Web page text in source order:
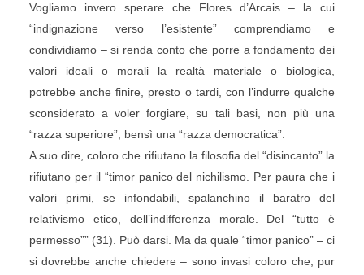
Vogliamo invero sperare che Flores d’Arcais – la cui
“indignazione verso l’esistente” comprendiamo e
condividiamo – si renda conto che porre a fondamento dei
valori ideali o morali la realtà materiale o biologica,
potrebbe anche finire, presto o tardi, con l’indurre qualche
sconsiderato a voler forgiare, su tali basi, non più una
“razza superiore”, bensì una “razza democratica”.
A suo dire, coloro che rifiutano la filosofia del “disincanto” la
rifiutano per il “timor panico del nichilismo. Per paura che i
valori primi, se infondabili, spalanchino il baratro del
relativismo etico, dell’indifferenza morale. Del “tutto è
permesso”” (31). Può darsi. Ma da quale “timor panico” – ci
si dovrebbe anche chiedere – sono invasi coloro che, pur